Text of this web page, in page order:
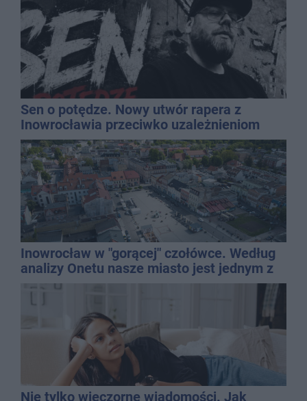
Sen o potędze. Nowy utwór rapera z
Inowrocławia przeciwko uzależnieniom
Inowrocław w "gorącej" czołówce. Według
analizy Onetu nasze miasto jest jednym z
najbardziej narażonych na upały
Nie tylko wieczorne wiadomości. Jak